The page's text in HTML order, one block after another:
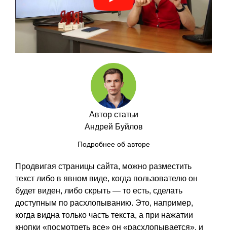
Автор статьи
Андрей Буйлов
Подробнее об авторе
Продвигая страницы сайта, можно разместить
текст либо в явном виде, когда пользователю он
будет виден, либо скрыть — то есть, сделать
доступным по расхлопыванию. Это, например,
когда видна только часть текста, а при нажатии
кнопки «посмотреть все» он «расхлопывается», и